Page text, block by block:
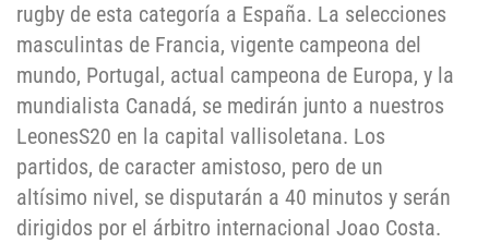
rugby de esta categoría a España. La selecciones
masculintas de Francia, vigente campeona del
mundo, Portugal, actual campeona de Europa, y la
mundialista Canadá, se medirán junto a nuestros
LeonesS20 en la capital vallisoletana. Los
partidos, de caracter amistoso, pero de un
altísimo nivel, se disputarán a 40 minutos y serán
dirigidos por el árbitro internacional Joao Costa.